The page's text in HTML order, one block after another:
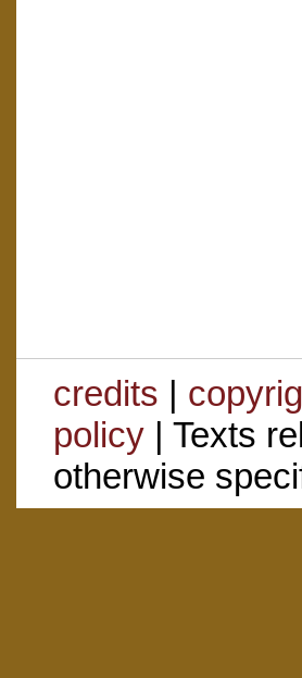
credits |
policy| Texts
otherwise